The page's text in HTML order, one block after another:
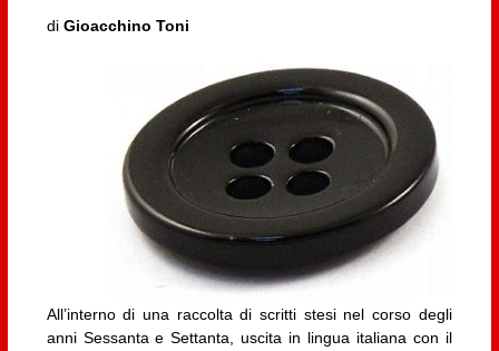
di Gioacchino Toni
All’interno di una raccolta di scritti stesi nel corso degli
anni Sessanta e Settanta, uscita in lingua italiana con il